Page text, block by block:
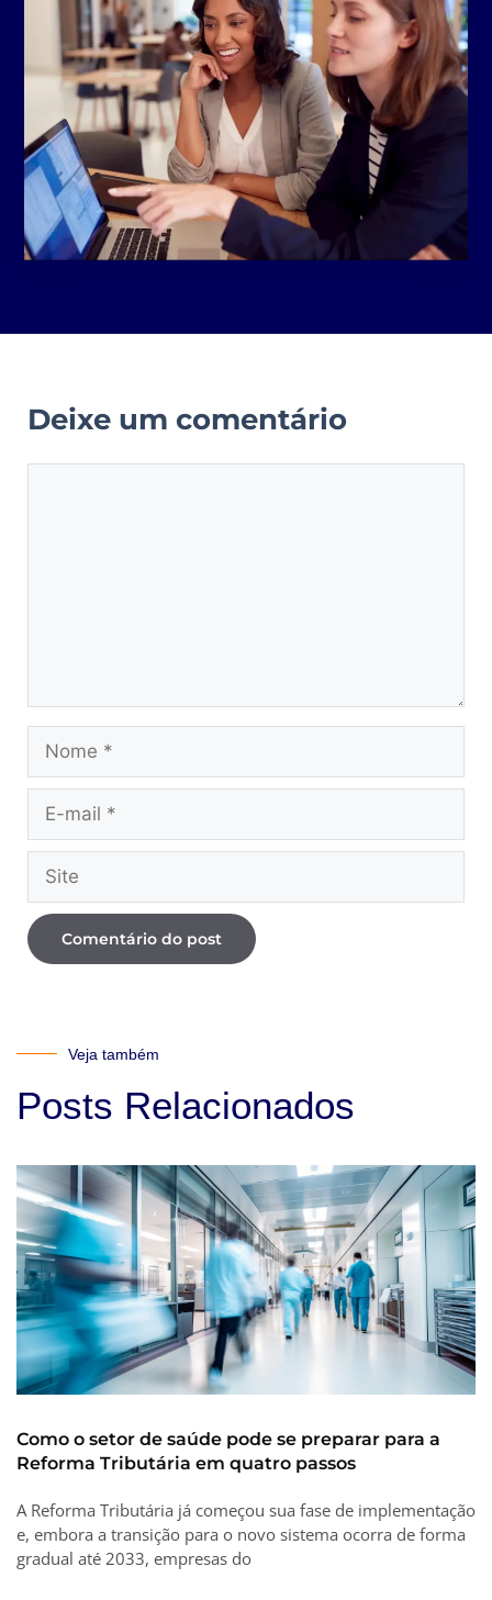
Deixe um comentário
Veja também
Posts Relacionados
Como o setor de saúde pode se preparar para a
Reforma Tributária em quatro passos
A Reforma Tributária já começou sua fase de implementação
e, embora a transição para o novo sistema ocorra de forma
gradual até 2033, empresas do